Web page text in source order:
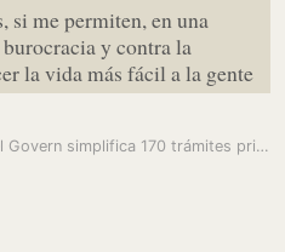
si me permiten, en una
y contra la
la vida más fácil a la gente
Guerra a la burocracia: el Govern simplifica 170 trámites prioritarios